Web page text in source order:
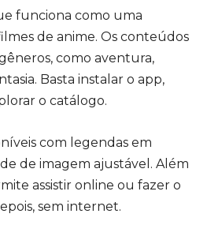
funciona como uma
de anime. Os conteúdos
como aventura,
Basta instalar o app,
o catálogo.
com legendas em
de imagem ajustável. Além
assistir online ou fazer o
sem internet.